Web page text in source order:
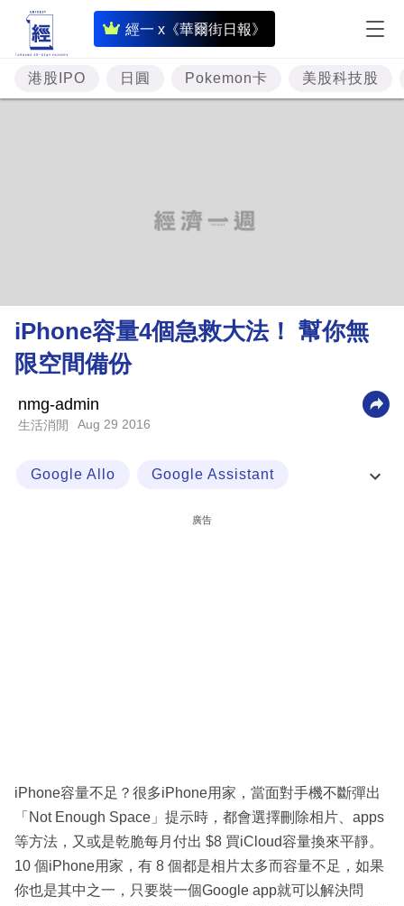
經一 x《華爾街日報》
即
時
財
經
理
財
商
科
區
港股IPO 日圓 Pokemon卡 美股科技股
iPhone容量4個急救大法！ 幫你無
限空間備份
nmg-admin
生活消閒 Aug 29 2016
Google Allo Google Assistant
廣告
iPhone容量不足？很多iPhone用家，當面對手機不斷彈出
「Not Enough Space」提示時，都會選擇刪除相片、apps
等方法，又或是乾脆每月付出 $8 買iCloud容量換來平靜。
10 個iPhone用家，有 8 個都是相片太多而容量不足，如果
你也是其中之一，只要裝一個Google app就可以解決問